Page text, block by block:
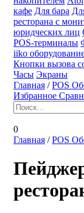
кафе Для бара
ресторана с
юридческих лиц
POS-терминалы
iiko
Кнопки вызова
Часы Экраны
Главная /POS
Избранное
Найти:
0
Главная /POS